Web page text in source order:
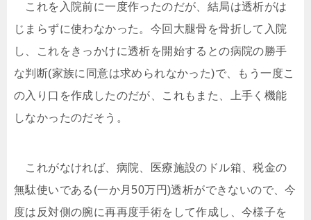
これを入院前に一度作ったのだが、結局は透析がは
じまらずに使わなかった。今回大腿骨を骨折して入院
し、これをきっかけに透析を開始するとの病院の勝手
な判断(家族に同意は求められなかった)で、もう一度こ
の入り口を作成したのだが、これもまた、上手く機能
しなかったのだそう。
これがなければ、病院、医療施設のドル箱、税金の
無駄使いである(一か月50万円)透析ができないので、今
度は反対側の腕に再再度手術をして作成し、今様子を